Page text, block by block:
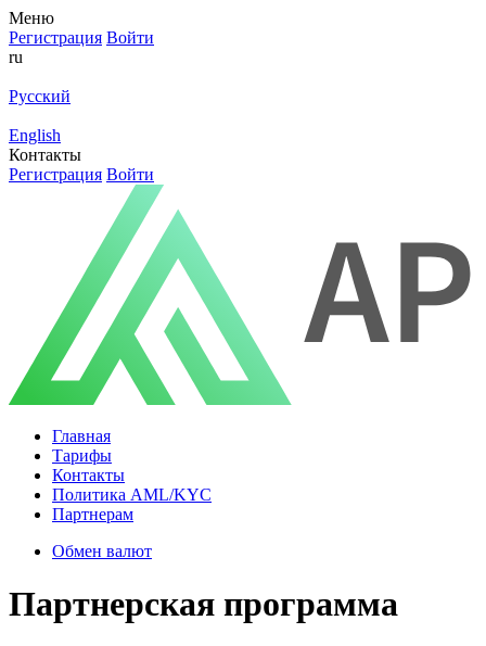
Меню
Регистрация Войти
ru
Русский
English
Контакты
Регистрация Войти
Главная
Тарифы
Контакты
Политика AML/KYC
Партнерам
Обмен валют
Партнерская программа